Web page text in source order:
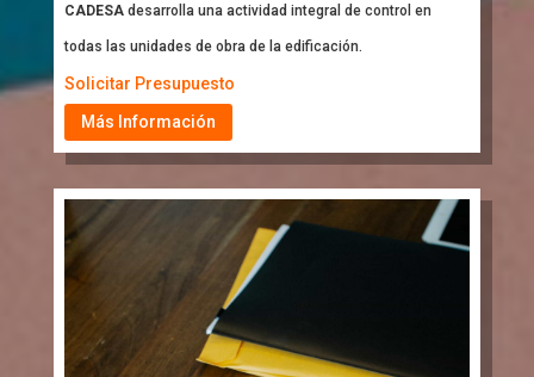
CADESAdesarrolla una actividad integral de control en
todas las unidades de obra de la edificación.
Solicitar Presupuesto
Más Información